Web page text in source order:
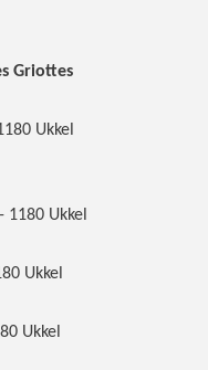
Griottes
Ukkel
1180 Ukkel
Ukkel
Ukkel